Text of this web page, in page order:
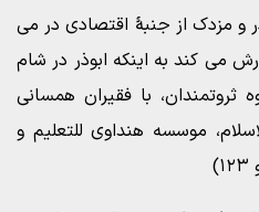
و مزدک از جنبۀ اقتصادی در می
می کند به اینکه ابوذر در شام
با فقیران همسانی
موسسه هنداوی للتعلیم و